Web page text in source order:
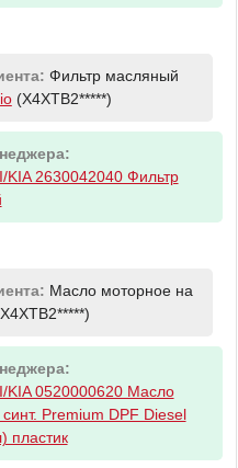
Фильтр масляный
(X4XTB2*****)
KIA 2630042040 Фильтр
Масло моторное на
KIA 0520000620 Масло
Premium DPF Diesel
пластик